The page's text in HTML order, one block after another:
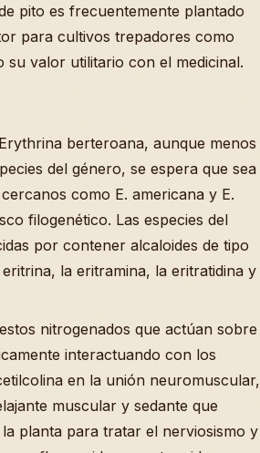
pito es frecuentemente plantado
para cultivos trepadores como
valor utilitario con el medicinal.
berteroana, aunque menos
del género, se espera que sea
como E. americana y E.
filogenético. Las especies del
por contener alcaloides de tipo
la eritramina, la eritratidina y
nitrogenados que actúan sobre
interactuando con los
en la unión neuromuscular,
muscular y sedante que
planta para tratar el nerviosismo y